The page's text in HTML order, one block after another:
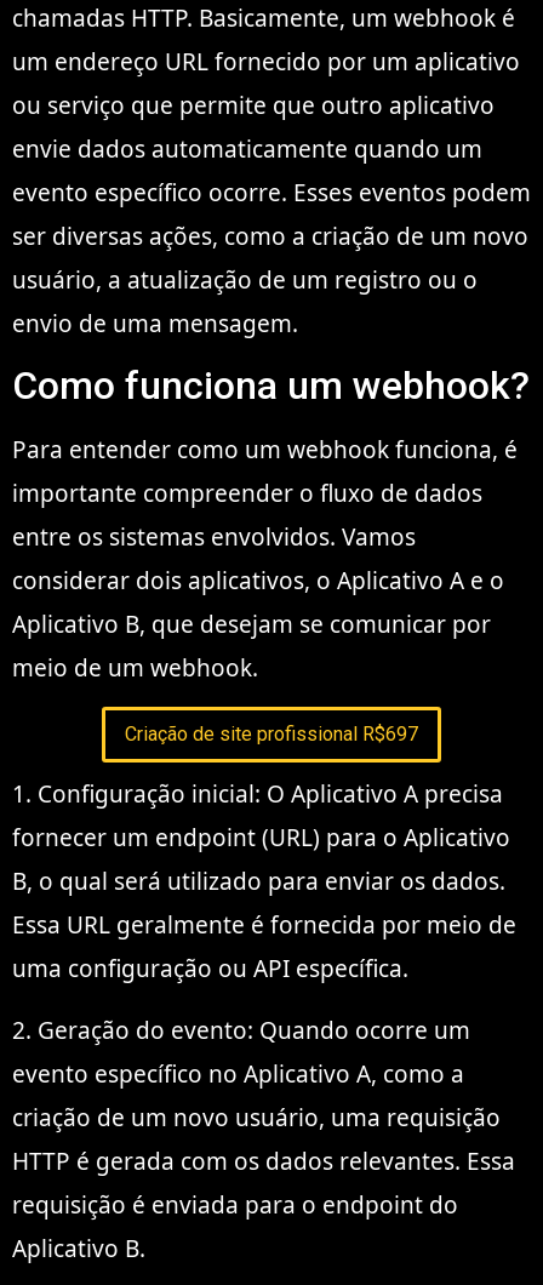
chamadas HTTP. Basicamente, um webhook é
um endereço URL fornecido por um aplicativo
ou serviço que permite que outro aplicativo
envie dados automaticamente quando um
evento específico ocorre. Esses eventos podem
ser diversas ações, como a criação de um novo
usuário, a atualização de um registro ou o
envio de uma mensagem.
Como funciona um webhook?
Para entender como um webhook funciona, é
importante compreender o fluxo de dados
entre os sistemas envolvidos. Vamos
considerar dois aplicativos, o Aplicativo A e o
Aplicativo B, que desejam se comunicar por
meio de um webhook.
Criação de site profissional R$697
1. Configuração inicial: O Aplicativo A precisa
fornecer um endpoint (URL) para o Aplicativo
B, o qual será utilizado para enviar os dados.
Essa URL geralmente é fornecida por meio de
uma configuração ou API específica.
2. Geração do evento: Quando ocorre um
evento específico no Aplicativo A, como a
criação de um novo usuário, uma requisição
HTTP é gerada com os dados relevantes. Essa
requisição é enviada para o endpoint do
Aplicativo B.